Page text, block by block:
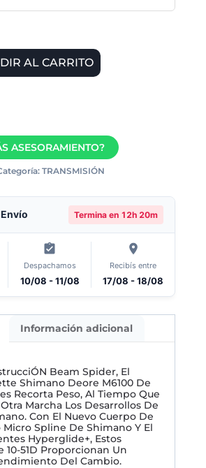
AL CARRITO
ASESORAMIENTO?
TRANSMISIÓN
Termina en 12h 20m
Despachamos
10/08 - 11/08
Recibís entre
17/08 - 18/08
Información adicional
Beam Spider, El
Shimano Deore M6100 De
Recorta Peso, Al Tiempo Que
Marcha Los Desarrollos De
Con El Nuevo Cuerpo De
Micro Spline De Shimano Y El
Hyperglide+, Estos
10-51D Proporcionan Un
Del Cambio.